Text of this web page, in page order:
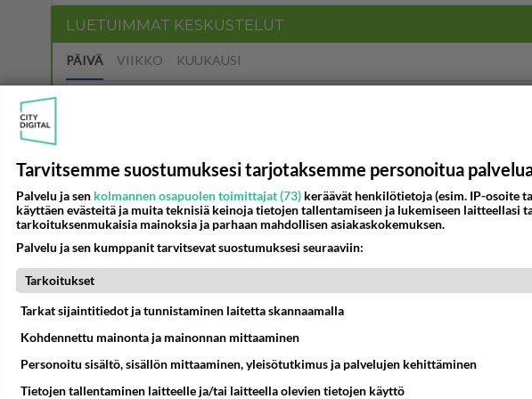
LUETUIMMAT KESKUSTELUT
PÄIVÄ VIIKKO KUUKAUSI
Kuka melkein täysi-ikäinen hukkui?
06.08.2026 20:09
Iisalmi
06.08.2026 03:24
kenen näköinen
kaivattusi on ?
Mikä on ollut
Tarvitsemme suostumuksesi tarjotaksemme personoitua
Palvelu ja sen kolmannen osapuolen toimittajat (73) keräävät henkilötietoja (esim. IP-osoite
käyttäen evästeitä ja muita teknisiä keinoja tietojen tallentamiseen ja lukemiseen laitteellasi
tarkoituksenmukaisia mainoksia ja parhaan mahdollisen asiakaskokemuksen.
Palvelu ja sen kumppanit tarvitsevat suostumuksesi seuraaviin:
Tarkoitukset
Tarkat sijaintitiedot ja tunnistaminen laitetta skannaamalla
Kohdennettu mainonta ja mainonnan mittaaminen
Personoitu sisältö, sisällön mittaaminen, yleisötutkimus ja palvelujen kehittäminen
Tietojen tallentaminen laitteelle ja/tai laitteella olevien tietojen käyttö